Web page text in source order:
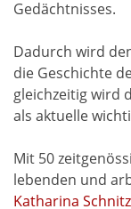
Gedächtnisses.
Dadurch wird
die Geschichte
gleichzeitig wird
als aktuelle
Mit 50
lebenden und
Katharina